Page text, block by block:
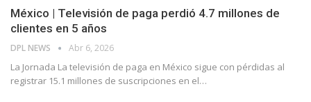
México | Televisión de paga perdió 4.7 millones de
clientes en 5 años
DPL NEWS Abr 6, 2026
La Jornada La televisión de paga en México sigue con pérdidas al
registrar 15.1 millones de suscripciones en el…